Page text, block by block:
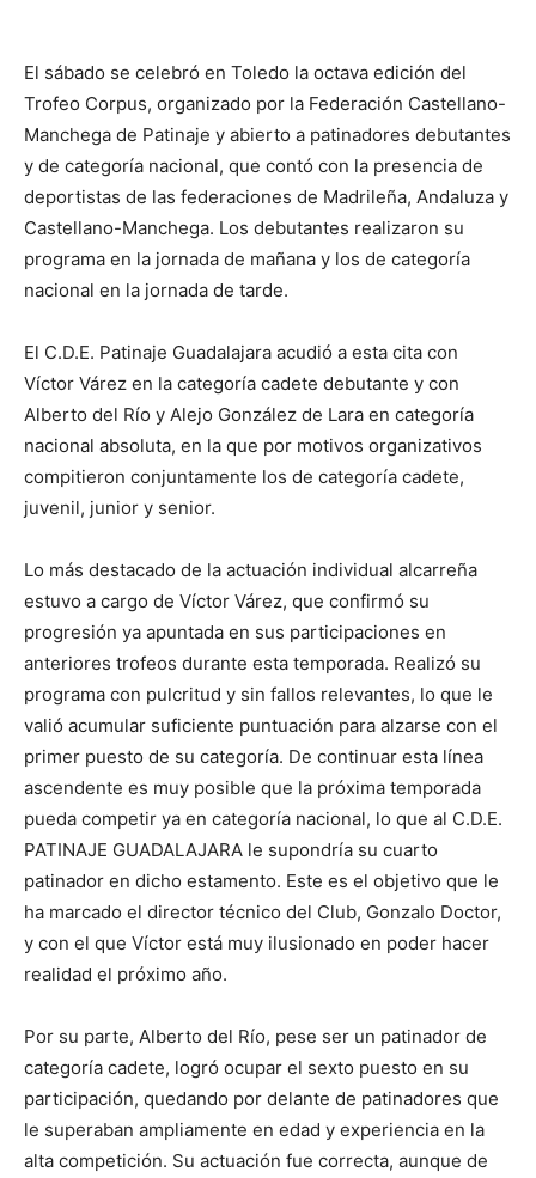
El sábado se celebró en Toledo la octava edición del
Trofeo Corpus, organizado por la Federación Castellano-
Manchega de Patinaje y abierto a patinadores debutantes
y de categoría nacional, que contó con la presencia de
deportistas de las federaciones de Madrileña, Andaluza y
Castellano-Manchega. Los debutantes realizaron su
programa en la jornada de mañana y los de categoría
nacional en la jornada de tarde.
El C.D.E. Patinaje Guadalajara acudió a esta cita con
Víctor Várez en la categoría cadete debutante y con
Alberto del Río y Alejo González de Lara en categoría
nacional absoluta, en la que por motivos organizativos
compitieron conjuntamente los de categoría cadete,
juvenil, junior y senior.
Lo más destacado de la actuación individual alcarreña
estuvo a cargo de Víctor Várez, que confirmó su
progresión ya apuntada en sus participaciones en
anteriores trofeos durante esta temporada. Realizó su
programa con pulcritud y sin fallos relevantes, lo que le
valió acumular suficiente puntuación para alzarse con el
primer puesto de su categoría. De continuar esta línea
ascendente es muy posible que la próxima temporada
pueda competir ya en categoría nacional, lo que al C.D.E.
PATINAJE GUADALAJARA le supondría su cuarto
patinador en dicho estamento. Este es el objetivo que le
ha marcado el director técnico del Club, Gonzalo Doctor,
y con el que Víctor está muy ilusionado en poder hacer
realidad el próximo año.
Por su parte, Alberto del Río, pese ser un patinador de
categoría cadete, logró ocupar el sexto puesto en su
participación, quedando por delante de patinadores que
le superaban ampliamente en edad y experiencia en la
alta competición. Su actuación fue correcta, aunque de